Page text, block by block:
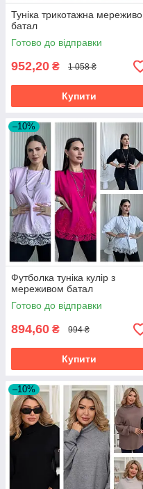
Туніка трикотажна мереживо
батал
Готово до відправки
952,20 ₴ 1 058 ₴
Купити
–10%
Футболка туніка кулір з
мереживом батал
Готово до відправки
894,60 ₴ 994 ₴
Купити
–10%